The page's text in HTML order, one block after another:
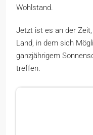
Wohlstand.
Jetzt ist es an der
Land, in dem sich
ganzjährigem
treffen.